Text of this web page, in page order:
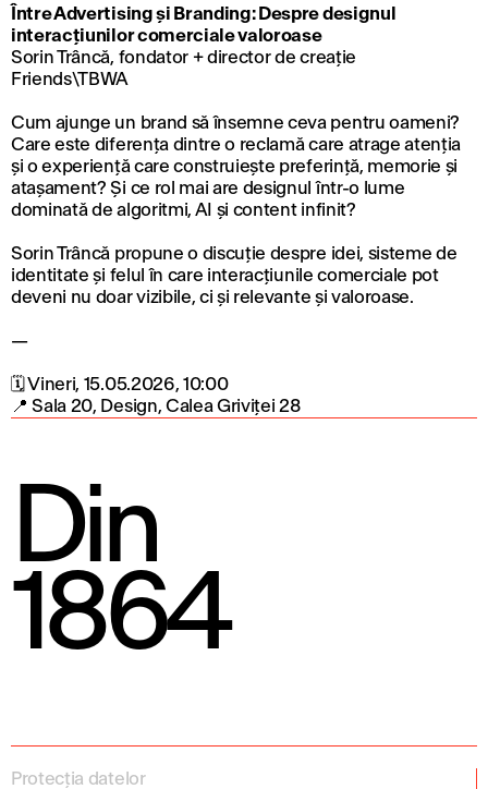
Între Advertising și Branding: Despre designul
interacțiunilor comerciale valoroase
Sorin Trâncă, fondator + director de creație
Friends\TBWA
Cum ajunge un brand să însemne ceva pentru oameni?
Care este diferența dintre o reclamă care atrage atenția
și o experiență care construiește preferință, memorie și
atașament? Și ce rol mai are designul într-o lume
dominată de algoritmi, AI și content infinit?
Sorin Trâncă propune o discuție despre idei, sisteme de
identitate și felul în care interacțiunile comerciale pot
deveni nu doar vizibile, ci și relevante și valoroase.
—
🗓️ Vineri, 15.05.2026, 10:00
📍 Sala 20, Design, Calea Griviței 28
Din
1864
Protecția datelor